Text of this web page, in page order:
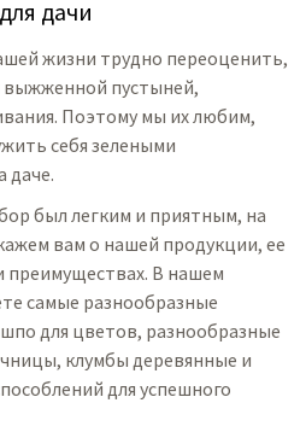
дачи
жизни трудно переоценить,
пустыней,
Поэтому мы их любим,
себя зелеными
даче.
был легким и приятным, на
вам о нашей продукции, ее
преимуществах. В нашем
самые разнообразные
для цветов, разнообразные
клумбы деревянные и
для успешного